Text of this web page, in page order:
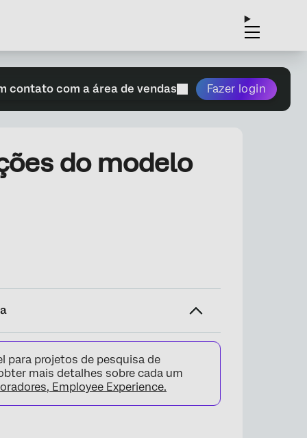
contato com a área de vendas Fazer login
do modelo
para projetos de pesquisa de
mais detalhes sobre cada um
Employee Experience.